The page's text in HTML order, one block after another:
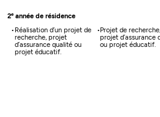
2eannée de résidence
Réalisation d’un projet de
recherche, projet
d’assurance qualité ou
projet éducatif.
Projet de recherche,
projet d’assurance
ou projet éducatif.